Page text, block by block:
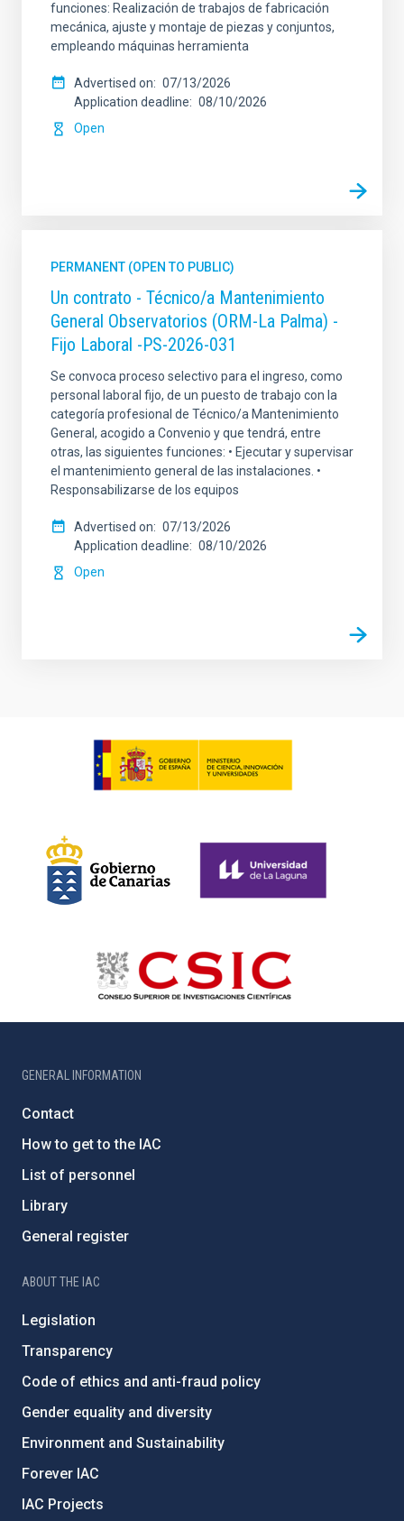
funciones: Realización de trabajos de fabricación
mecánica, ajuste y montaje de piezas y conjuntos,
empleando máquinas herramienta
Advertised on
07/13/2026
Application deadline
08/10/2026
Open
PERMANENT (OPEN TO PUBLIC)
Un contrato - Técnico/a Mantenimiento
General Observatorios (ORM-La Palma) -
Fijo Laboral -PS-2026-031
Se convoca proceso selectivo para el ingreso, como
personal laboral fijo, de un puesto de trabajo con la
categoría profesional de Técnico/a Mantenimiento
General, acogido a Convenio y que tendrá, entre
otras, las siguientes funciones: • Ejecutar y supervisar
el mantenimiento general de las instalaciones. •
Responsabilizarse de los equipos
Advertised on
07/13/2026
Application deadline
08/10/2026
Open
GENERAL INFORMATION
Contact
How to get to the IAC
List of personnel
Library
General register
ABOUT THE IAC
Legislation
Transparency
Code of ethics and anti-fraud policy
Gender equality and diversity
Environment and Sustainability
Forever IAC
IAC Projects